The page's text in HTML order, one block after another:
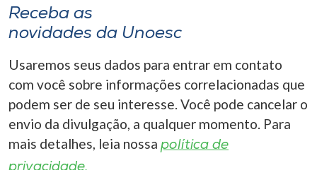
Receba as
novidades da Unoesc
Usaremos seus dados para entrar em contato
com você sobre informações correlacionadas que
podem ser de seu interesse. Você pode cancelar o
envio da divulgação, a qualquer momento. Para
mais detalhes, leia nossa política de